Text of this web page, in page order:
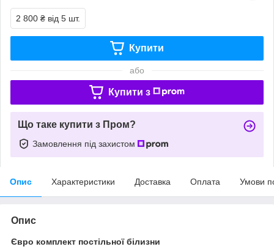
2 800 ₴ від 5 шт.
Купити
або
Купити з
Що таке купити з Пром?
Замовлення під захистом
Опис Характеристики Доставка Оплата Умови
Опис
Євро комплект постільної білизни